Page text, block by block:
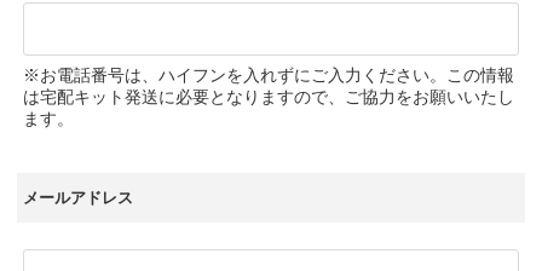
※お電話番号は、ハイフンを入れずにご入力ください。この情報
は宅配キット発送に必要となりますので、ご協力をお願いいたし
ます。
メールアドレス